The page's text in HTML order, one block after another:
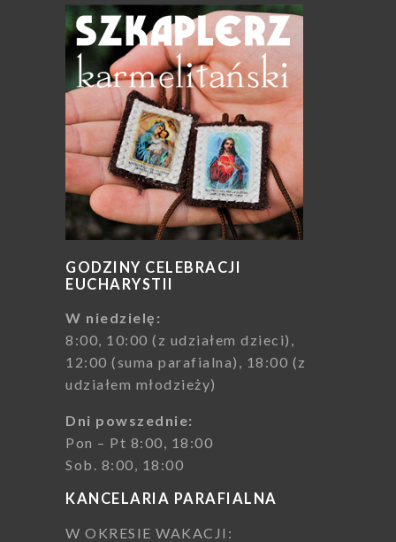
GODZINY CELEBRACJI
EUCHARYSTII
W niedzielę:
8:00, 10:00 (z udziałem dzieci),
12:00 (suma parafialna), 18:00 (z
udziałem młodzieży)
Dni powszednie:
Pon – Pt 8:00, 18:00
Sob. 8:00, 18:00
KANCELARIA PARAFIALNA
W OKRESIE WAKACJI: